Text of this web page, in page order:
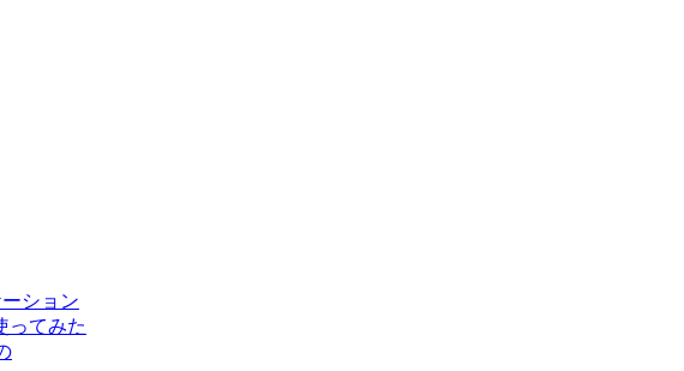
ション
ってみた